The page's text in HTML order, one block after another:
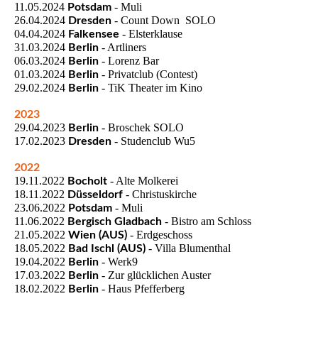
11.05.2024 Potsdam - Muli
26.04.2024 Dresden - Count Down SOLO
04.04.2024 Falkensee - Elsterklause
31.03.2024 Berlin - Artliners
06.03.2024 Berlin - Lorenz Bar
01.03.2024 Berlin - Privatclub (Contest)
29.02.2024 Berlin - TiK Theater im Kino
2023
29.04.2023 Berlin - Broschek SOLO
17.02.2023 Dresden - Studenclub Wu5
2022
19.11.2022 Bocholt - Alte Molkerei
18.11.2022 Düsseldorf - Christuskirche
23.06.2022 Potsdam - Muli
11.06.2022 Bergisch Gladbach - Bistro am Schloss
21.05.2022 Wien (AUS) - Erdgeschoss
18.05.2022 Bad Ischl (AUS) - Villa Blumenthal
19.04.2022 Berlin - Werk9
17.03.2022 Berlin - Zur glücklichen Auster
18.02.2022 Berlin - Haus Pfefferberg